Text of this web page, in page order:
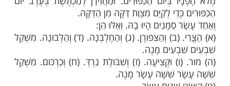
אֶל משֶׁה קַח לְךָ סַמִּים נָטָף וּשְׁחֵלֶת וְחֶלְבְּנָה
זַכָּה. בַּד בְּבַד יִהְיֶה:
קְטרֶת רקַח מַעֲשֵׂה רוקֵחַ. מְמֻלָּח טָהור קדֶשׁ:
הָדֵק וְנָתַתָּה מִמֶּנָּה לִפְנֵי הָעֵדֻת בְּאהֶל
אִוָּעֵד לְךָ שָׁמָּה. קדֶשׁ קָדָשִׁים תִּהְיֶה לָכֶם: